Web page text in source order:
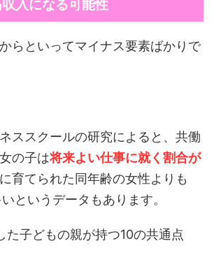
入になる可能性
らといってマイナス要素ばかりで
ススクールの研究によると、共働
の子は将来よい仕事に就く割合が
育てられた同年齢の女性よりも
というデータもあります。
た子どもの親が持つ10の共通点